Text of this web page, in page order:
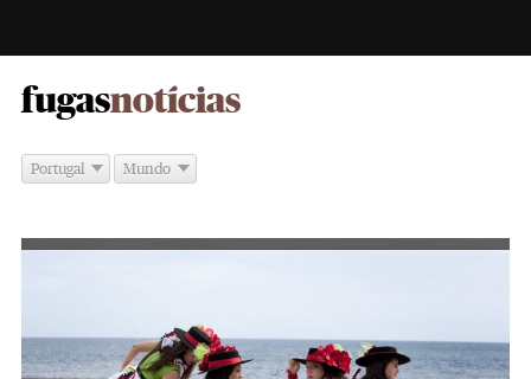
fugas -
notícias
Portugal Mundo